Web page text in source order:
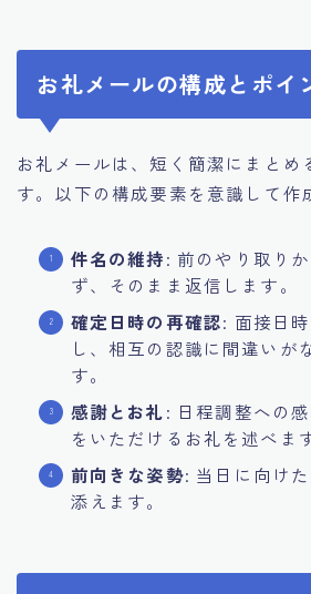
お礼メールの構成とポイ
お礼メールは、短く簡潔にまとめ
す。以下の構成要素を意識して作
件名の維持: 前のやり取り
ず、そのまま返信します。
確定日時の再確認: 面接日
し、相互の認識に間違いが
す。
感謝とお礼: 日程調整への
をいただけるお礼を述べます
前向きな姿勢: 当日に向け
添えます。